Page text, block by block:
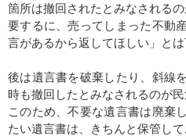
箇所は撤回されたとみなされるの
要するに、売ってしまった不動
言があるから返してほしい」とは
後は遺言書を破棄したり、斜線
時も撤回したとみなされるのが民
このため、不要な遺言書は廃棄
たい遺言書は、きちんと保管して